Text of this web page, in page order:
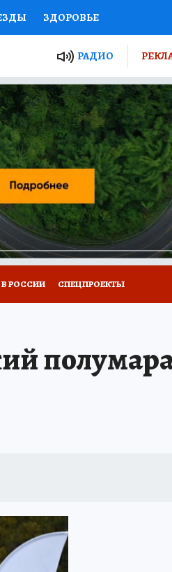
ЗДОРОВЬЕ
РОССИИ
СЕКРЕТЫ ПУТЕВОДИТЕЛЬ
ЖЕЛЕЗА ТУРИЗМ
ГИД ПОТРЕБИТЕЛЯ ВСЕ О
РАДИО
РОССИИ СПЕЦПРОЕКТЫ